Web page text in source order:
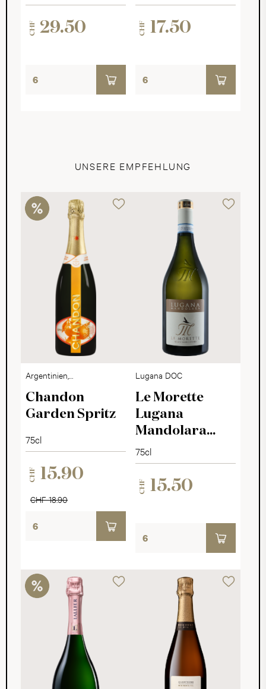
CHF 29.50 CHF 17.50
UNSERE EMPFEHLUNG
Argentinien,
Mendoza
Chandon
Garden Spritz
75cl
CHF 15.90
CHF 18.90
Lugana DOC
Le Morette
Lugana
Mandolara
2025
75cl
CHF 15.50